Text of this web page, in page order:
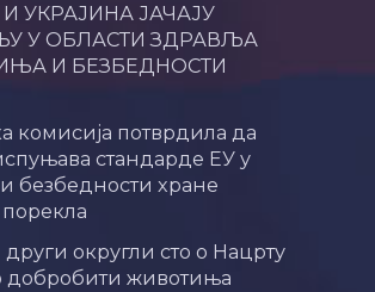
УКРАЈИНА ЈАЧАЈУ
У ОБЛАСТИ ЗДРАВЉА
И БЕЗБЕДНОСТИ
комисија потврдила да
стандарде ЕУ у
безбедности хране
округли сто о Нацрту
добробити животиња